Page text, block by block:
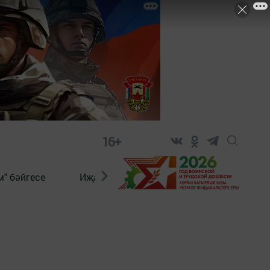
16+
бәйгесе Иҗат Реклама Онлайн